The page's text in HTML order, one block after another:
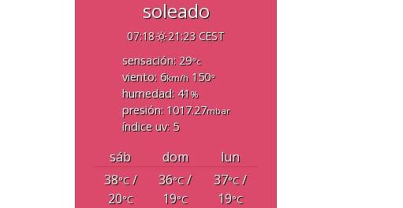
soleado
07:18
21:23 CEST
sensación: 29°c
viento: 6km/h150°
humedad: 41 %
presión: 1017.27mbar
índice uv: 5
sáb dom
lun
38°C/
20°C
36°C/
19°C
37°C/
19°C